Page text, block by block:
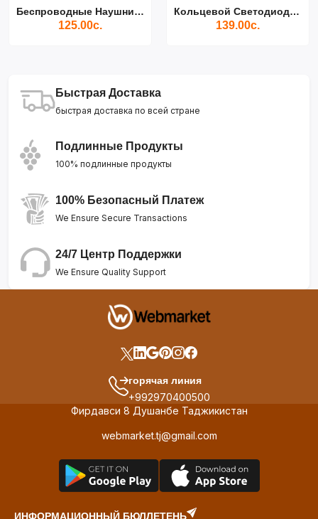
Беспроводные Наушники Air...
125.00с.
Кольцевой Светодиодный Св...
139.00с.
Быстрая Доставка
быстрая доставка по всей стране
Подлинные Продукты
100% подлинные продукты
100% Безопасный Платеж
We Ensure Secure Transactions
24/7 Центр Поддержки
We Ensure Quality Support
горячая линия
+992970400500
Фирдавси 8 Душанбе Таджикистан
webmarket.tj@gmail.com
ИНФОРМАЦИОННЫЙ БЮЛЛЕТЕНЬ